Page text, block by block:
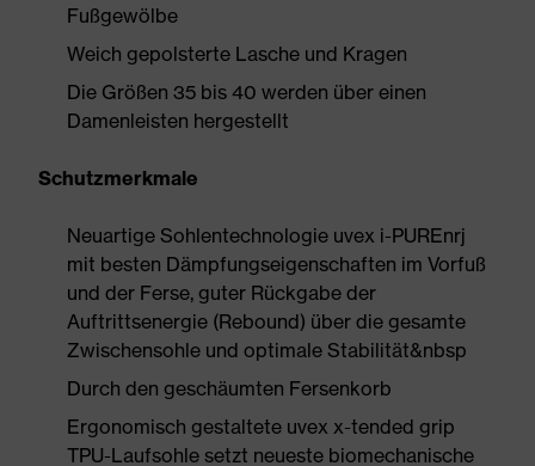
Fußgewölbe
Weich gepolsterte Lasche und Kragen
Die Größen 35 bis 40 werden über einen
Damenleisten hergestellt
Schutzmerkmale
Neuartige Sohlentechnologie uvex i-PUREnrj
mit besten Dämpfungseigenschaften im Vorfuß
und der Ferse, guter Rückgabe der
Auftrittsenergie (Rebound) über die gesamte
Zwischensohle und optimale Stabilität&nbsp
Durch den geschäumten Fersenkorb
Ergonomisch gestaltete uvex x-tended grip
TPU-Laufsohle setzt neueste biomechanische